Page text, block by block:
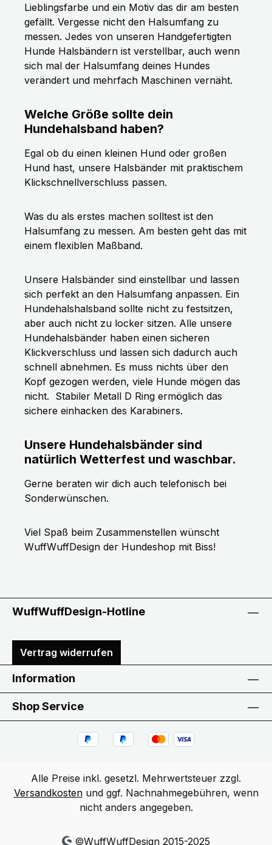
Lieblingsfarbe und ein Motiv das dir am besten
gefällt. Vergesse nicht den Halsumfang zu
messen. Jedes von unseren Handgefertigten
Hunde Halsbändern ist verstellbar, auch wenn
sich mal der Halsumfang deines Hundes
verändert und mehrfach Maschinen vernäht.
Welche Größe sollte dein
Hundehalsband haben?
Egal ob du einen kleinen Hund oder großen
Hund hast, unsere Halsbänder mit praktischem
Klickschnellverschluss passen.
Was du als erstes machen solltest ist den
Halsumfang zu messen. Am besten geht das mit
einem flexiblen Maßband.
Unsere Halsbänder sind einstellbar und lassen
sich perfekt an den Halsumfang anpassen. Ein
Hundehalshalsband sollte nicht zu festsitzen,
aber auch nicht zu locker sitzen. Alle unsere
Hundehalsbänder haben einen sicheren
Klickverschluss und lassen sich dadurch auch
schnell abnehmen. Es muss nichts über den
Kopf gezogen werden, viele Hunde mögen das
nicht. Stabiler Metall D Ring ermöglich das
sichere einhacken des Karabiners.
Unsere Hundehalsbänder sind
natürlich Wetterfest und waschbar.
Gerne beraten wir dich auch telefonisch bei
Sonderwünschen.
Viel Spaß beim Zusammenstellen wünscht
WuffWuffDesign der Hundeshop mit Biss!
WuffWuffDesign-Hotline
Vertrag widerrufen
Information
Shop Service
Alle Preise inkl. gesetzl. Mehrwertsteuer zzgl.
Versandkostenund ggf. Nachnahmegebühren, wenn
nicht anders angegeben.
©WuffWuffDesign 2015-2025